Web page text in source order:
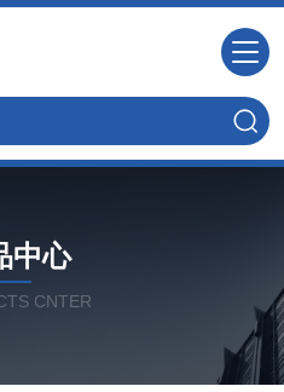
中心
CNTER